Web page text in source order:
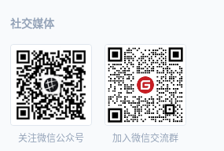
社交媒体
关注微信公众号 加入微信交流群